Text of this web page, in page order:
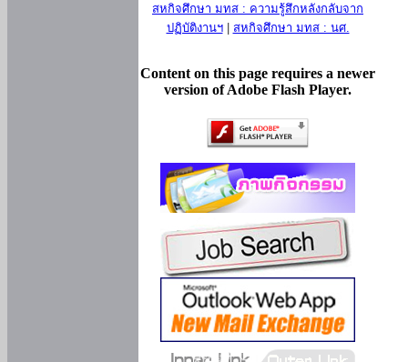
สหกิจศึกษา มทส : ความรู้สึกหลังกลับจาก
ปฏิบัติงานฯ| สหกิจศึกษา มทส : นศ.
Content on this page requires a newer
version of Adobe Flash Player.